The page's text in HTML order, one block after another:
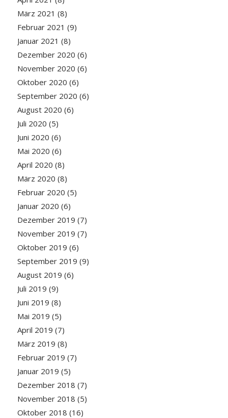
März 2021 (8)
Februar 2021 (9)
Januar 2021 (8)
Dezember 2020 (6)
November 2020 (6)
Oktober 2020 (6)
September 2020 (6)
August 2020 (6)
Juli 2020 (5)
Juni 2020 (6)
Mai 2020 (6)
April 2020 (8)
März 2020 (8)
Februar 2020 (5)
Januar 2020 (6)
Dezember 2019 (7)
November 2019 (7)
Oktober 2019 (6)
September 2019 (9)
August 2019 (6)
Juli 2019 (9)
Juni 2019 (8)
Mai 2019 (5)
April 2019 (7)
März 2019 (8)
Februar 2019 (7)
Januar 2019 (5)
Dezember 2018 (7)
November 2018 (5)
Oktober 2018 (16)